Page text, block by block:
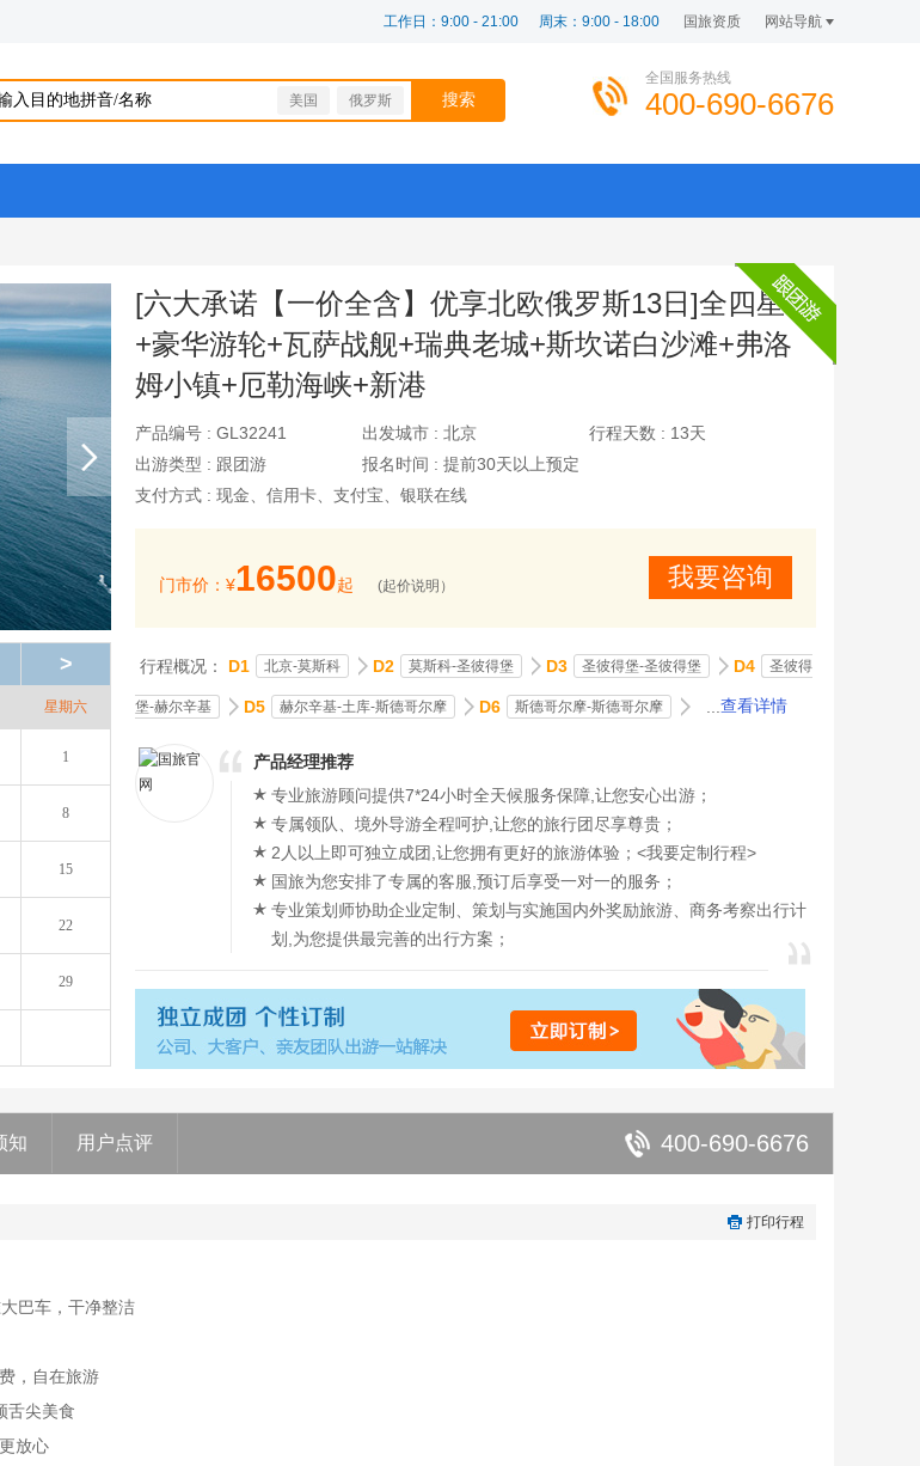
网站导航
国旅资质
工作日：9:00 - 21:00 周末：9:00 - 18:00
美国 俄罗斯
全国服务热线
400-690-6676
>
星期六
1
8
15
22
29
[六大承诺【一价全含】优享北欧俄罗斯13日]全四星
+豪华游轮+瓦萨战舰+瑞典老城+斯坎诺白沙滩+弗洛
姆小镇+厄勒海峡+新港
产品编号 : GL32241 出发城市 : 北京 行程天数 : 13天
出游类型 : 跟团游 报名时间 : 提前30天以上预定
支付方式 : 现金、信用卡、支付宝、银联在线
门市价：¥16500起 (起价说明） 我要咨询
行程概况： D1 北京-莫斯科 D2 莫斯科-圣彼得堡 D3 圣彼得堡-圣彼得堡 D4 圣彼得
堡-赫尔辛基 D5 赫尔辛基-土库-斯德哥尔摩 D6 斯德哥尔摩-斯德哥尔摩 查看详情
产品经理推荐
专业旅游顾问提供7*24小时全天候服务保障,让您安心出游；
专属领队、境外导游全程呵护,让您的旅行团尽享尊贵；
2人以上即可独立成团,让您拥有更好的旅游体验；<我要定制行程>
国旅为您安排了专属的客服,预订后享受一对一的服务；
专业策划师协助企业定制、策划与实施国内外奖励旅游、商务考察出行计
划,为您提供最完善的出行方案；
知 用户点评 400-690-6676
打印行程
巴车，干净整洁
，自在旅游
舌尖美食
放心